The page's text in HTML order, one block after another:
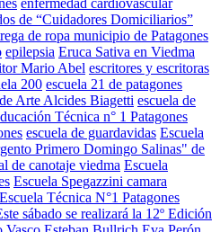
enfermedad cardiovascular
de “Cuidadores Domiciliarios”
de ropa municipio de Patagones
epilepsia Eruca Sativa en Viedma
Mario Abel escritores y escritoras
200 escuela 21 de patagones
Arte Alcides Biagetti escuela de
Técnica n° 1 Patagones
escuela de guardavidas Escuela
Primero Domingo Salinas" de
de canotaje viedma Escuela
Escuela Spegazzini camara
Escuela Técnica N°1 Patagones
sábado se realizará la 12º Edición